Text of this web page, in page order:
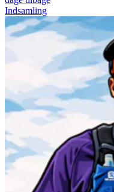
Indsamling